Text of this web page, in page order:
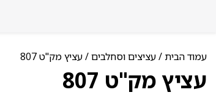
עמוד הבית /עציצים וסחלבים/ עציץ מק"ט 807
עציץ מק"ט 807